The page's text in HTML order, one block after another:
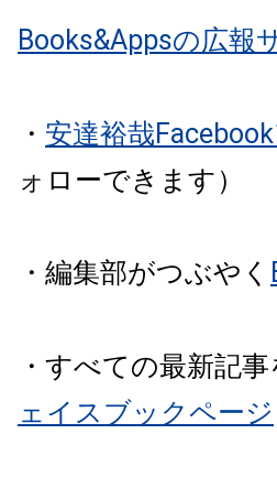
Books&Appsの広報
・ 安達裕哉
ォローできます）
・編集部がつぶやく
・すべての最新記
ェイスブックページ